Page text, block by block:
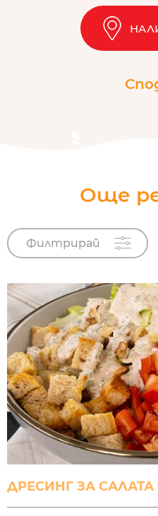
Още
Филтрирай
ДРЕСИНГ ЗА